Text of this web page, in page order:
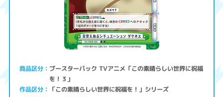
商品区分 ブースターパック TVアニメ「この素晴らしい世界に祝福
を！３」
作品区分 「この素晴らしい世界に祝福を！」シリーズ